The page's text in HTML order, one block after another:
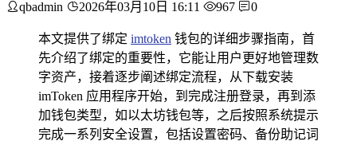
qbadmin 2026年03月10日 16:11 967 0
本文提供了绑定 imtoken 钱包的详细步骤指南，首
先介绍了绑定的重要性，它能让用户更好地管理数
字资产，接着逐步阐述绑定流程，从下载安装
imToken 应用程序开始，到完成注册登录，再到添
加钱包类型，如以太坊钱包等，之后按照系统提示
完成一系列安全设置，包括设置密码、备份助记词